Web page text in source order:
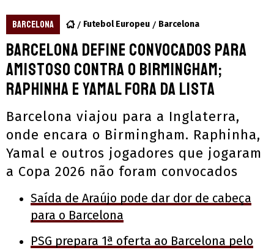
BARCELONA Futebol Europeu Barcelona
Barcelona define convocados para
amistoso contra o Birmingham;
Raphinha e Yamal fora da lista
Barcelona viajou para a Inglaterra,
onde encara o Birmingham. Raphinha,
Yamal e outros jogadores que jogaram
a Copa 2026 não foram convocados
Saída de Araújo pode dar dor de cabeça
para o Barcelona
PSG prepara 1ª oferta ao Barcelona pelo